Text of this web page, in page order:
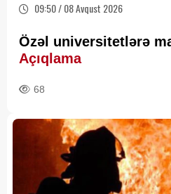
09:50 / 08 Avqust 2026
Özəl universitetlərə
Açıqlama
68